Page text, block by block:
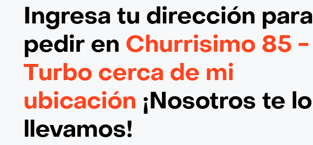
Ingresa tu dirección para
pedir en Churrisimo 85 -
Turbo cerca de mi
ubicación ¡Nosotros te lo
llevamos!